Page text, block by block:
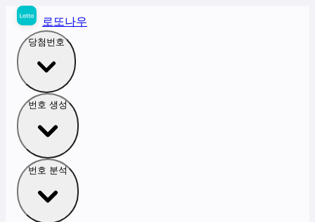
로또나우
당첨번호
번호 생성
번호 분석